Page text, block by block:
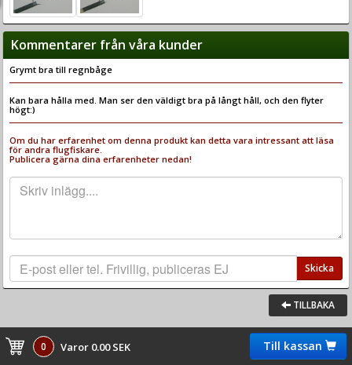
Kommentarer från våra kunder
Grymt bra till regnbåge
Kan bara hålla med. Man ser den väldigt bra på långt håll, och den flyter
högt:)
Om du har erfarenhet om denna produkt kan detta vara intressant att läsa
för andra flugfiskare.
Publicera gärna dina erfarenheter nedan!
Skicka
TILLBAKA
0 Varor 0.00 SEK Till kassan